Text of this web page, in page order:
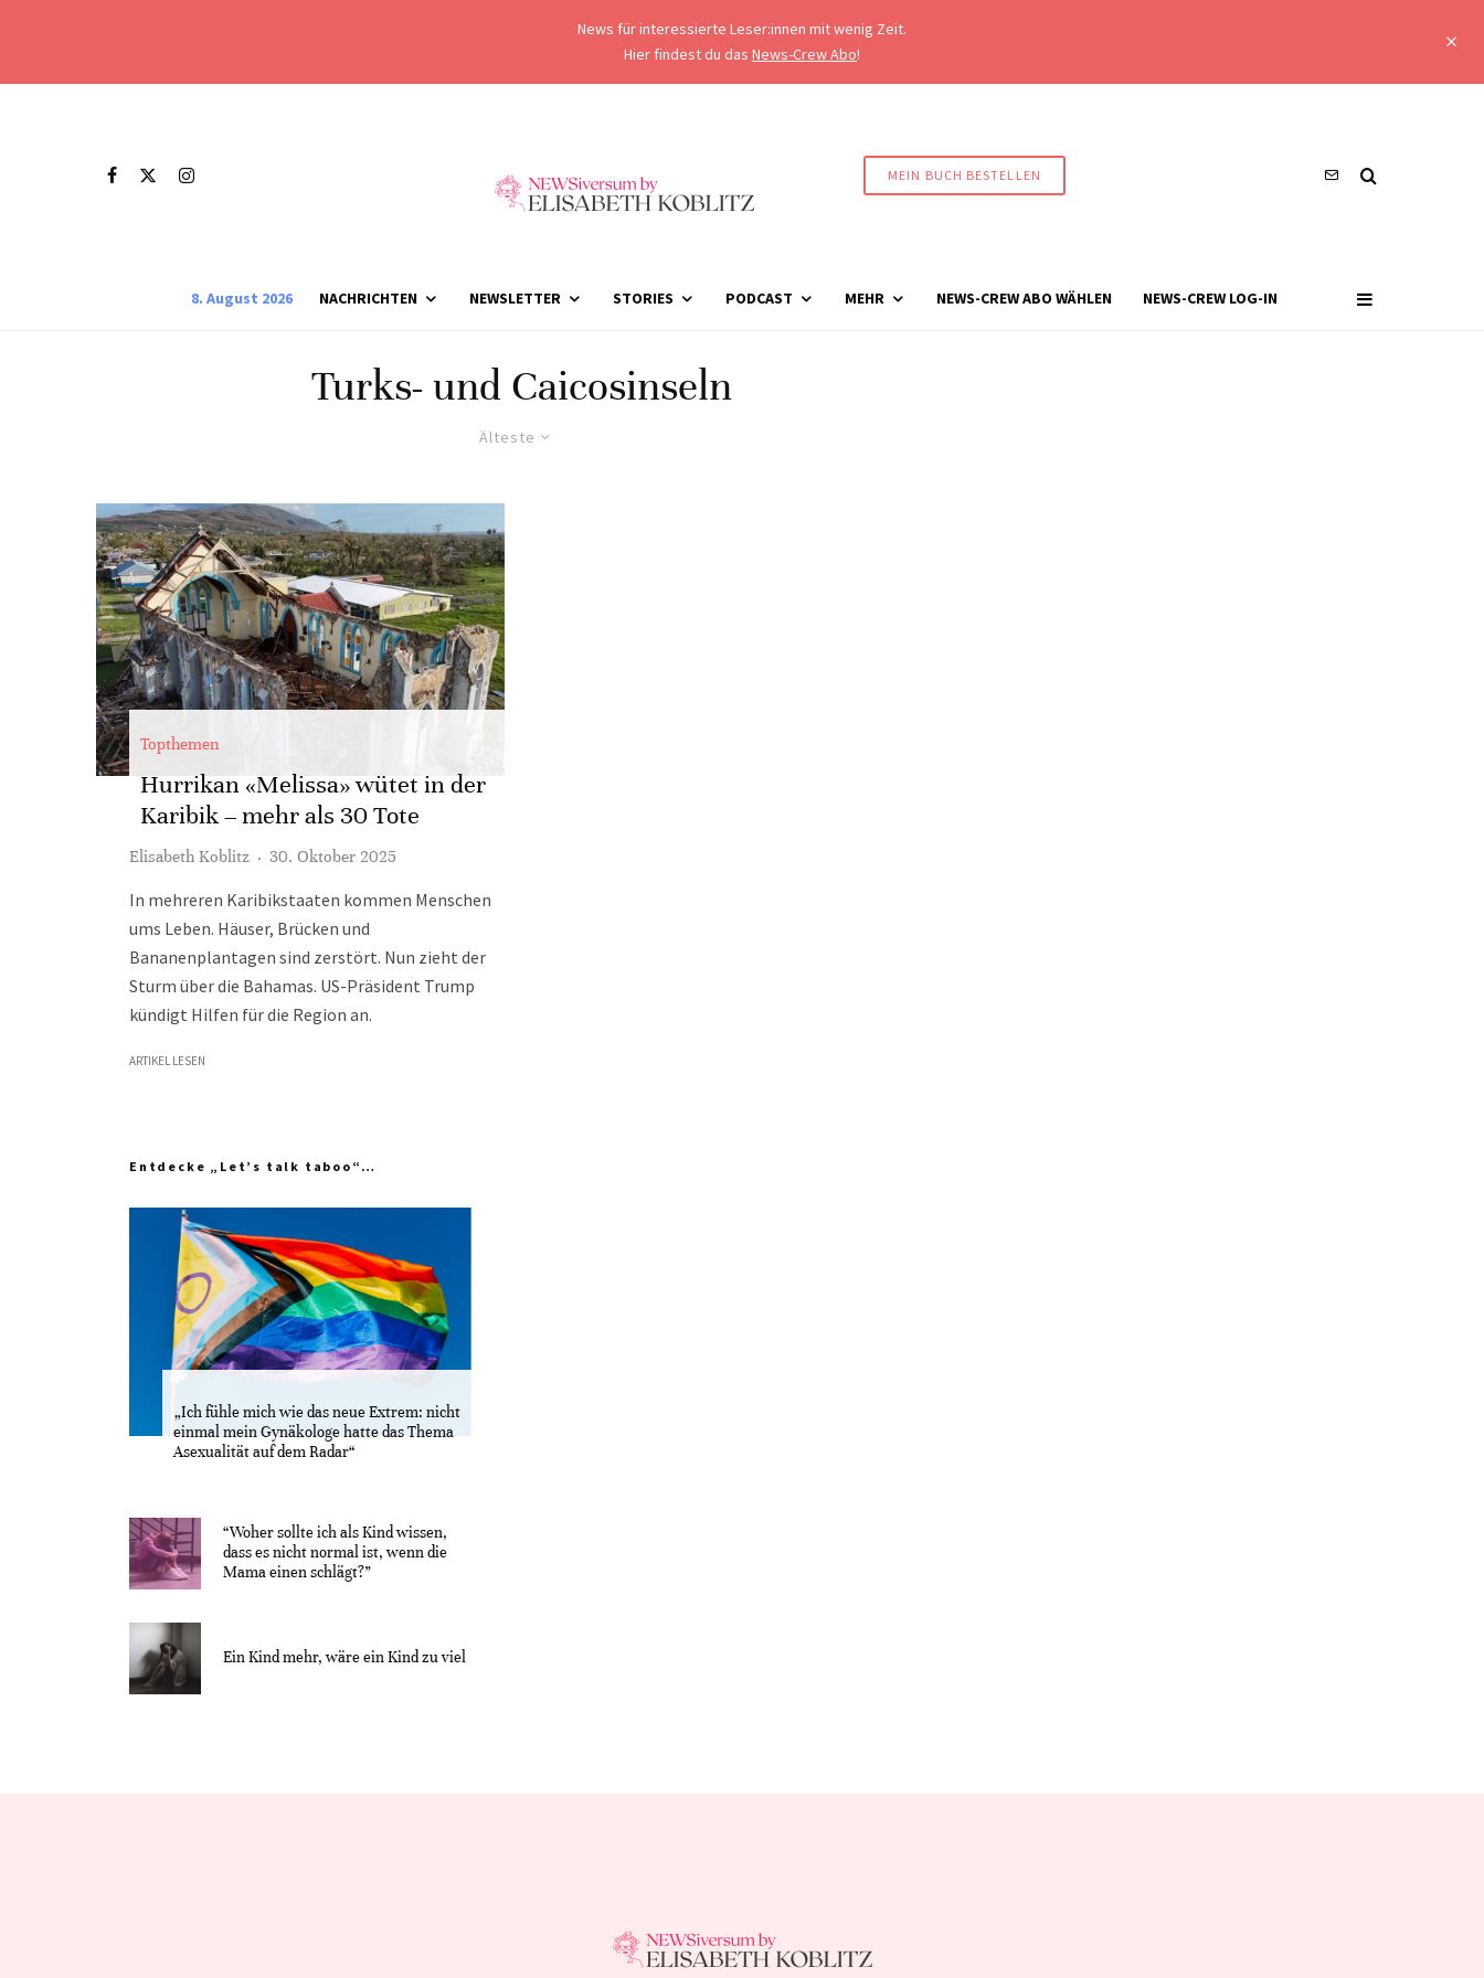
News für interessierte Leser:innen mit wenig Zeit.
Hier findest du das News-Crew Abo!
MEIN BUCH BESTELLEN
8. August 2026 NACHRICHTEN NEWSLETTER STORIES PODCAST MEHR NEWS-CREW ABO WÄHLEN NEWS-CREW LOG-IN
Turks- und Caicosinseln
Älteste
Topthemen
Hurrikan «Melissa» wütet in der
Karibik – mehr als 30 Tote
Elisabeth Koblitz · 30. Oktober 2025
In mehreren Karibikstaaten kommen Menschen
ums Leben. Häuser, Brücken und
Bananenplantagen sind zerstört. Nun zieht der
Sturm über die Bahamas. US-Präsident Trump
kündigt Hilfen für die Region an.
ARTIKEL LESEN
Entdecke „Let’s talk taboo“…
„Ich fühle mich wie das neue Extrem: nicht
einmal mein Gynäkologe hatte das Thema
Asexualität auf dem Radar“
“Woher sollte ich als Kind wissen,
dass es nicht normal ist, wenn die
Mama einen schlägt?”
Ein Kind mehr, wäre ein Kind zu viel